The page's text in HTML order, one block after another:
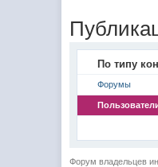
По типу
Форумы
Форум владельцев